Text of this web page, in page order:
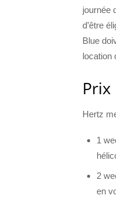
journée
d’être
Blue
location
Prix
Hertz
1
2
en